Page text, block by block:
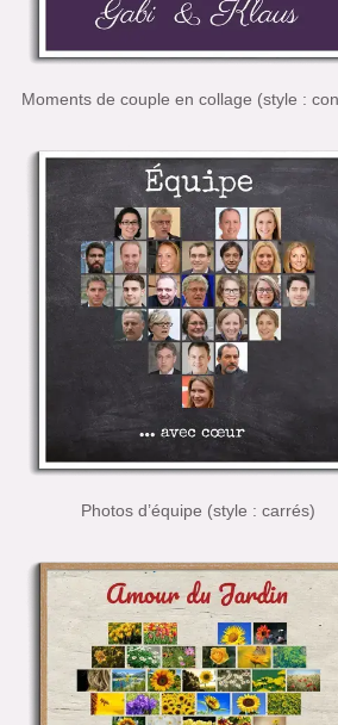
Moments de couple en collage (style :
Photos d’équipe (style : carrés)